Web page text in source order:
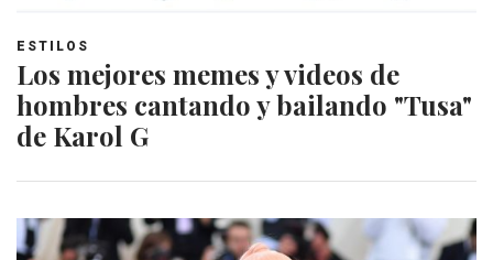
ESTILOS
Los mejores memes y videos de
hombres cantando y bailando "Tusa"
de Karol G